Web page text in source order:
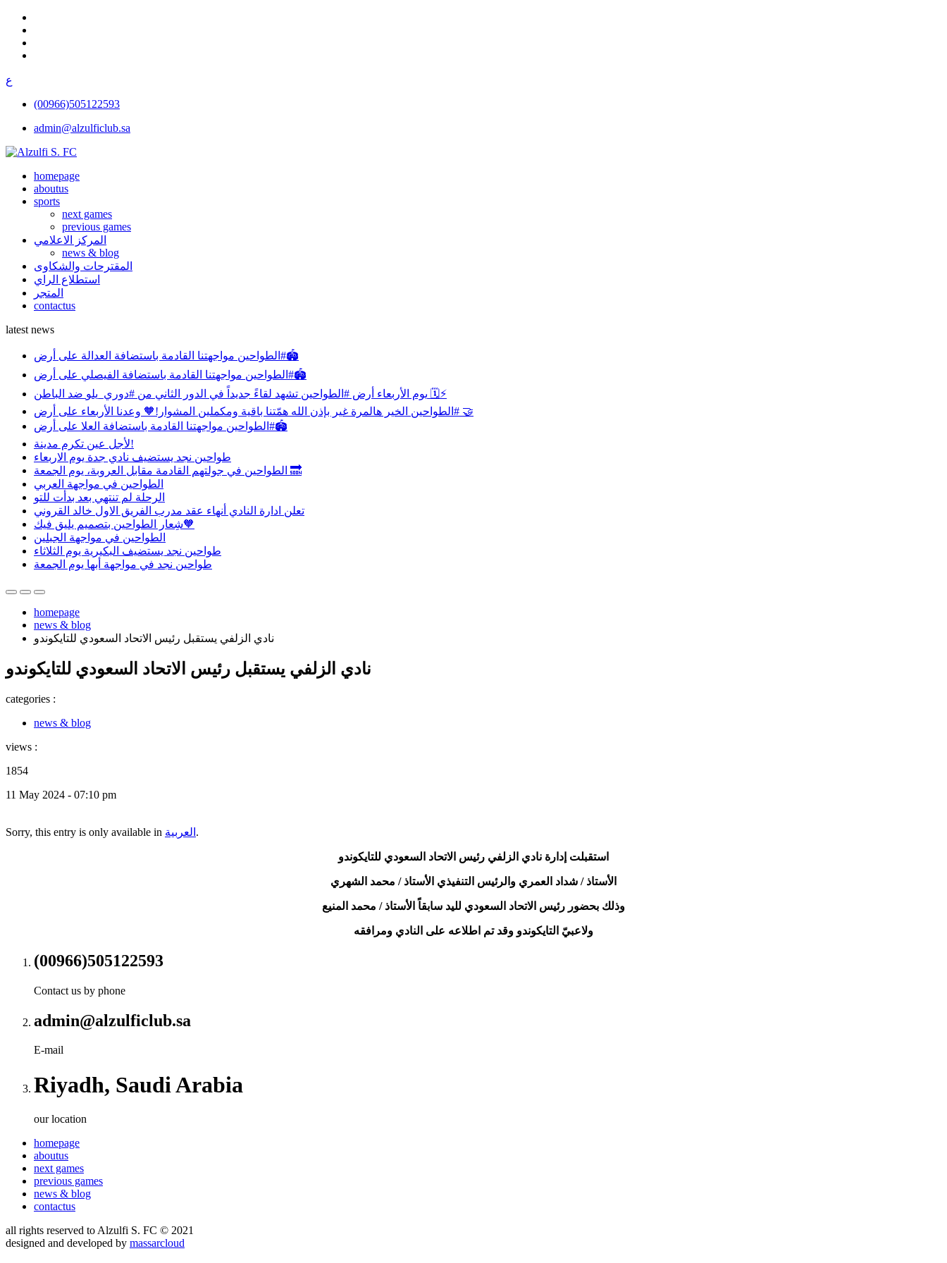
ع
(00966)505122593
admin@alzulficlub.sa
homepage
aboutus
sports
next games
previous games
المركز الاعلامي
news & blog
المقترحات والشكاوى
استطلاع الراي
المتجر
contactus
latest news
مواجهتنا القادمة باستضافة العدالة على أرض ⁧‫#الطواحين‬⁩🏟️
مواجهتنا القادمة باستضافة الفيصلي على أرض ⁧‫#الطواحين‬⁩🏟️
‏يوم الأربعاء أرض ⁧‫#الطواحين‬⁩ تشهد لقاءً جديداً في الدور الثاني من ⁧‫#دوري_يلو‬⁩ ضد الباطن 🗓️⚡️
‏الخير هالمرة غير بإذن الله ‏همّتنا باقية ومكملين المشوار!🧡 ‏وعدنا الأربعاء على أرض ⁧‫#الطواحين‬⁩ 🤝
مواجهتنا القادمة باستضافة العلا على أرض ⁧‫#الطواحين‬⁩🏟️
‏لأجل عين تكرم مدينة!
طواحين نجد يستضيف نادي جدة يوم الاربعاء
الطواحين‬⁩ في جولتهم القادمة مقابل العروبة، يوم الجمعة 🔜
الطواحين في مواجهة العربي
الرحلة لم تنتهي بعد بدأت للتو
تعلن ادارة النادي أنهاء عقد مدرب الفريق الاول خالد القروني
شِعار الطواحين بتصميم يليق فيك🧡
الطواحين في مواجهة الجبلين
طواحين نجد يستضيف البكيرية يوم الثلاثاء
طواحين نجد في مواجهة أبها يوم الجمعة
homepage
news & blog
نادي الزلفي يستقبل رئيس الاتحاد السعودي للتايكوندو
نادي الزلفي يستقبل رئيس الاتحاد السعودي للتايكوندو
categories :
news & blog
views :
1854
11 May 2024 - 07:10 pm
Sorry, this entry is only available in العربية .
استقبلت إدارة نادي الزلفي رئيس الاتحاد السعودي للتايكوندو
الأستاذ / شداد العمري والرئيس التنفيذي الأستاذ / محمد الشهري
وذلك بحضور رئيس الاتحاد السعودي لليد سابقاً الأستاذ / محمد المنيع
ولاعبيّ التايكوندو وقد تم اطلاعه على النادي ومرافقه
(00966)505122593
Contact us by phone
admin@alzulficlub.sa
E-mail
Riyadh, Saudi Arabia
our location
homepage
aboutus
next games
previous games
news & blog
contactus
all rights reserved to Alzulfi S. FC © 2021
designed and developed by massarcloud